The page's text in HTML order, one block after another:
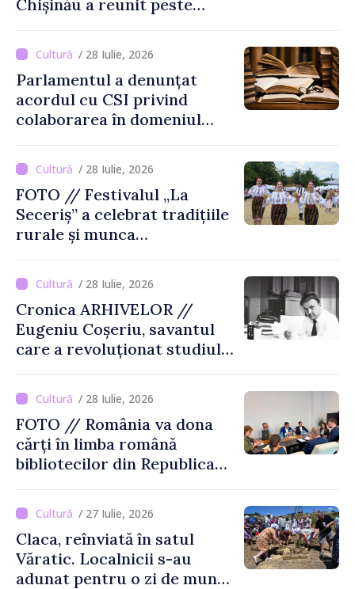
Chișinău a reunit peste
de-a șasea ediție
/ 28 Iulie, 2026
Parlamentul a denunțat
acordul cu CSI privind
colaborarea în domeniul
/ 28 Iulie, 2026
FOTO // Festivalul „La
Seceriș” a celebrat tradițiile
rurale și munca
/ 28 Iulie, 2026
Cronica ARHIVELOR //
Eugeniu Coșeriu, savantul
care a revoluționat studiul
/ 28 Iulie, 2026
FOTO // România va dona
cărți în limba română
bibliotecilor din Republica
/ 27 Iulie, 2026
Claca, reînviată în satul
Văratic. Localnicii s-au
adunat pentru o zi de muncă